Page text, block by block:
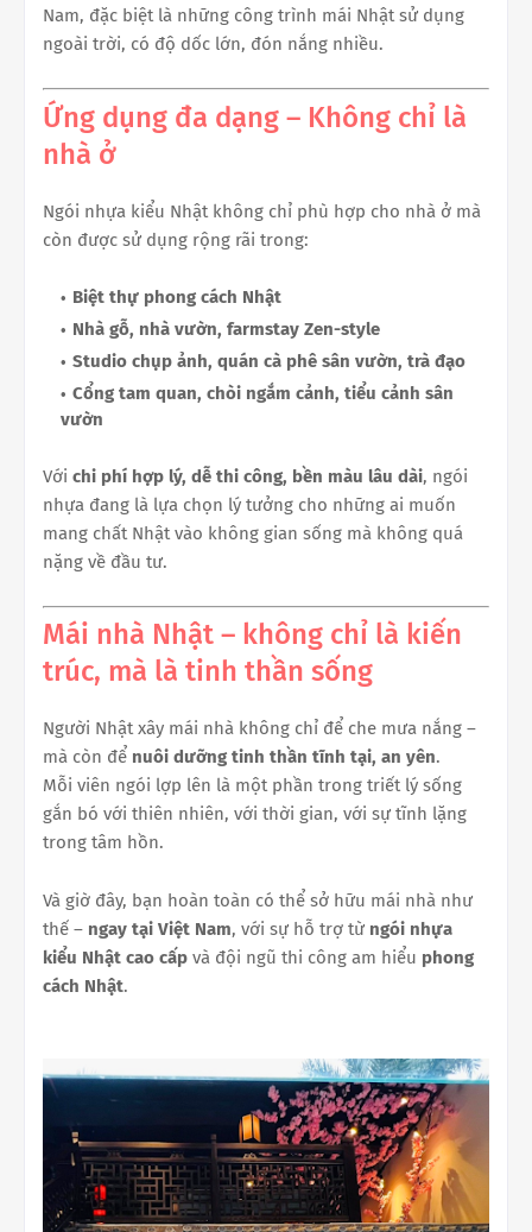
Nam, đặc biệt là những công trình mái Nhật sử dụng
ngoài trời, có độ dốc lớn, đón nắng nhiều.
Ứng dụng đa dạng – Không chỉ là
nhà ở
Ngói nhựa kiểu Nhật không chỉ phù hợp cho nhà ở mà
còn được sử dụng rộng rãi trong:
Biệt thự phong cách Nhật
Nhà gỗ, nhà vườn, farmstay Zen-style
Studio chụp ảnh, quán cà phê sân vườn, trà đạo
Cổng tam quan, chòi ngắm cảnh, tiểu cảnh sân
vườn
Với chi phí hợp lý, dễ thi công, bền màu lâu dài, ngói
nhựa đang là lựa chọn lý tưởng cho những ai muốn
mang chất Nhật vào không gian sống mà không quá
nặng về đầu tư.
Mái nhà Nhật – không chỉ là kiến
trúc, mà là tinh thần sống
Người Nhật xây mái nhà không chỉ để che mưa nắng –
mà còn để nuôi dưỡng tinh thần tĩnh tại, an yên.
Mỗi viên ngói lợp lên là một phần trong triết lý sống
gắn bó với thiên nhiên, với thời gian, với sự tĩnh lặng
trong tâm hồn.
Và giờ đây, bạn hoàn toàn có thể sở hữu mái nhà như
thế – ngay tại Việt Nam, với sự hỗ trợ từ ngói nhựa
kiểu Nhật cao cấp và đội ngũ thi công am hiểu phong
cách Nhật.